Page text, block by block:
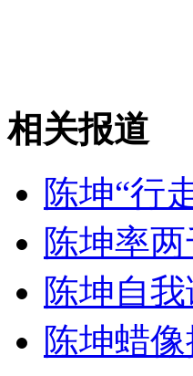
山西运城恶犬咬伤多人
女孩北京地铁殴打老
无痛分娩是否安全 医
外交部：反对强权政
相关报道
陈坤“行
陈坤率
陈坤自
陈坤蜡